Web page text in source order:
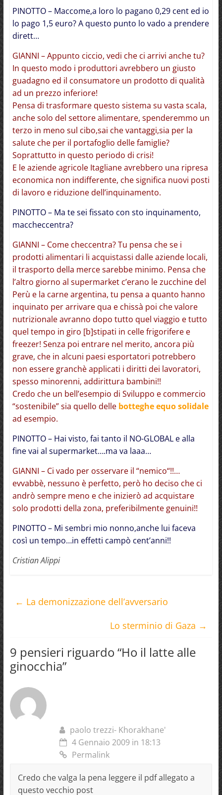
PINOTTO – Maccome,a loro lo pagano 0,29 cent ed io
lo pago 1,5 euro? A questo punto lo vado a prendere
dirett…
GIANNI – Appunto ciccio, vedi che ci arrivi anche tu?
In questo modo i produttori avrebbero un giusto
guadagno ed il consumatore un prodotto di qualità
ad un prezzo inferiore!
Pensa di trasformare questo sistema su vasta scala,
anche solo del settore alimentare, spenderemmo un
terzo in meno sul cibo,sai che vantaggi,sia per la
salute che per il portafoglio delle famiglie?
Soprattutto in questo periodo di crisi!
E le aziende agricole Itagliane avrebbero una ripresa
economica non indifferente, che significa nuovi posti
di lavoro e riduzione dell’inquinamento.
PINOTTO – Ma te sei fissato con sto inquinamento,
maccheccentra?
GIANNI – Come checcentra? Tu pensa che se i
prodotti alimentari li acquistassi dalle aziende locali,
il trasporto della merce sarebbe minimo. Pensa che
l’altro giorno al supermarket c’erano le zucchine del
Perù e la carne argentina, tu pensa a quanto hanno
inquinato per arrivare qua e chissà poi che valore
nutrizionale avranno dopo tutto quel viaggio e tutto
quel tempo in giro [b]stipati in celle frigorifere e
freezer! Senza poi entrare nel merito, ancora più
grave, che in alcuni paesi esportatori potrebbero
non essere granchè applicati i diritti dei lavoratori,
spesso minorenni, addirittura bambini!!
Credo che un bell’esempio di Sviluppo e commercio
“sostenibile” sia quello delle botteghe equo solidale
ad esempio.
PINOTTO – Hai visto, fai tanto il NO-GLOBAL e alla
fine vai al supermarket….ma va laaa…
GIANNI – Ci vado per osservare il “nemico“!!…
evvabbè, nessuno è perfetto, però ho deciso che ci
andrò sempre meno e che inizierò ad acquistare
solo prodotti della zona, preferibilmente genuini!!
PINOTTO – Mi sembri mio nonno,anche lui faceva
così un tempo…in effetti campò cent’anni!!
Cristian Alippi
← La demonizzazione dell’avversario
Lo sterminio di Gaza →
9 pensieri riguardo “Ho il latte alle
ginocchia”
paolo trezzi- Khorakhane'
4 Gennaio 2009 in 18:13
Permalink
Credo che valga la pena leggere il pdf allegato a
questo vecchio post